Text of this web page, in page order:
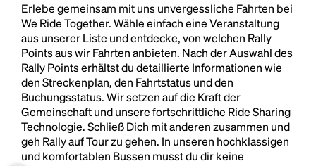
Erlebe gemeinsam mit uns unvergessliche Fahrten bei
We Ride Together. Wähle einfach eine Veranstaltung
aus unserer Liste und entdecke, von welchen Rally
Points aus wir Fahrten anbieten. Nach der Auswahl des
Rally Points erhältst du detaillierte Informationen wie
den Streckenplan, den Fahrtstatus und den
Buchungsstatus. Wir setzen auf die Kraft der
Gemeinschaft und unsere fortschrittliche Ride Sharing
Technologie. Schließ Dich mit anderen zusammen und
geh Rally auf Tour zu gehen. In unseren hochklassigen
und komfortablen Bussen musst du dir keine